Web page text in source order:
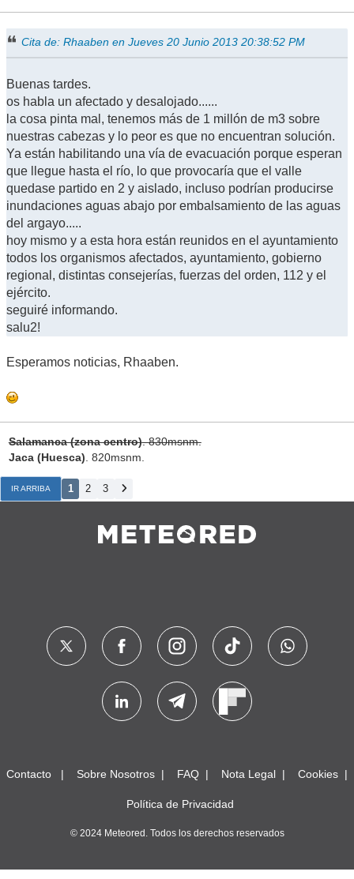
Cita de: Rhaaben en Jueves 20 Junio 2013 20:38:52 PM
Buenas tardes.
os habla un afectado y desalojado......
la cosa pinta mal, tenemos más de 1 millón de m3 sobre
nuestras cabezas y lo peor es que no encuentran solución.
Ya están habilitando una vía de evacuación porque esperan
que llegue hasta el río, lo que provocaría que el valle
quedase partido en 2 y aislado, incluso podrían producirse
inundaciones aguas abajo por embalsamiento de las aguas
del argayo.....
hoy mismo y a esta hora están reunidos en el ayuntamiento
todos los organismos afectados, ayuntamiento, gobierno
regional, distintas consejerías, fuerzas del orden, 112 y el
ejército.
seguiré informando.
salu2!
Esperamos noticias, Rhaaben.
Salamanca (zona centro). 830msnm.
Jaca (Huesca) . 820msnm.
IR ARRIBA 1 2 3
Contacto Sobre Nosotros FAQ Nota Legal Cookies
Política de Privacidad
© 2024 Meteored. Todos los derechos reservados